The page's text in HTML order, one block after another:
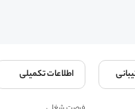
اطلاعات تکمیلی